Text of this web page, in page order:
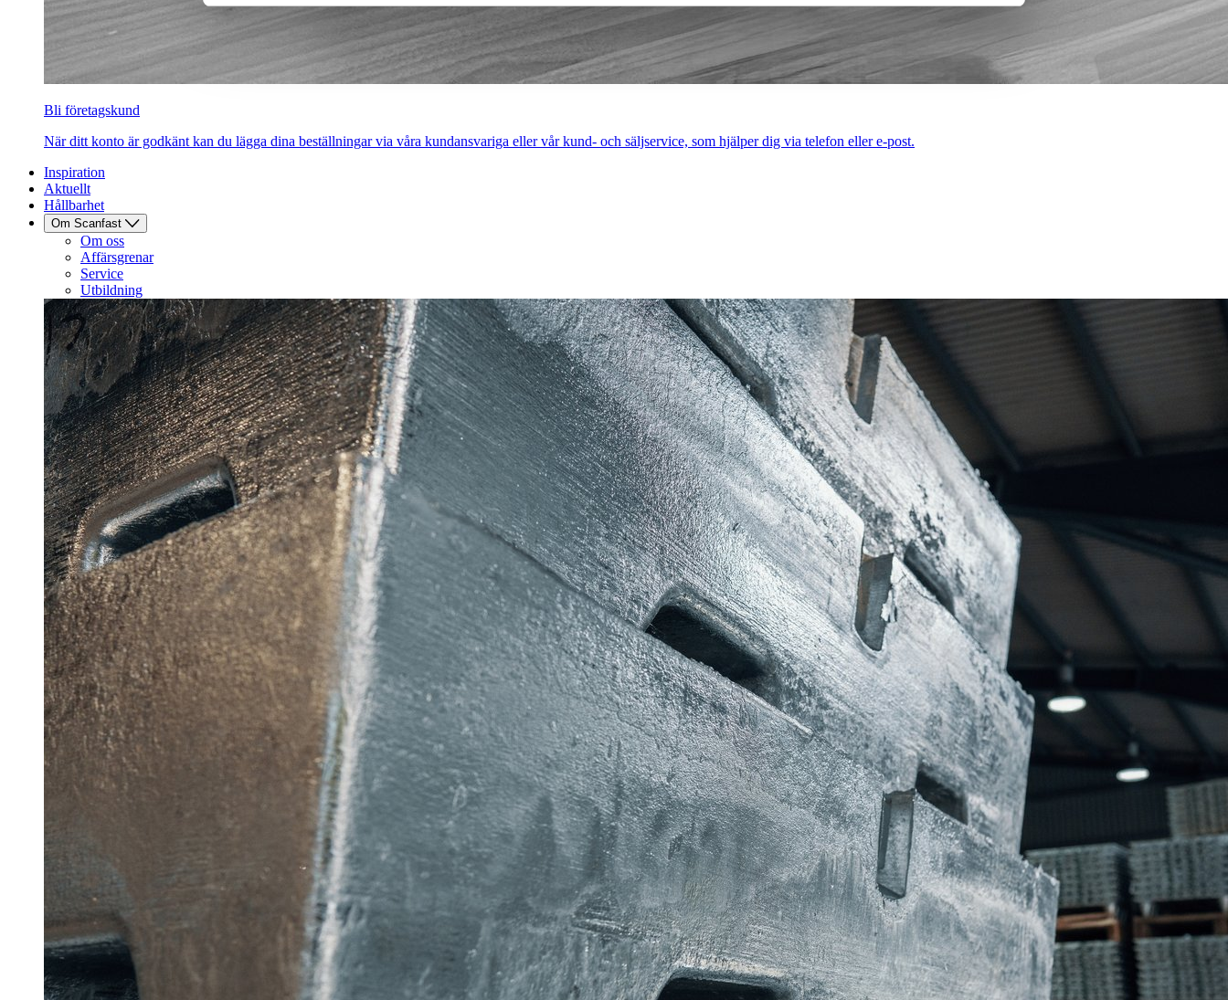
Bli företagskund
När ditt konto är godkänt kan du lägga dina beställningar via våra kundansvariga eller vår kund- och säljservice, som hjälper dig via telefon eller e-post.
Inspiration
Aktuellt
Hållbarhet
Om Scanfast
Om oss
Affärsgrenar
Service
Utbildning